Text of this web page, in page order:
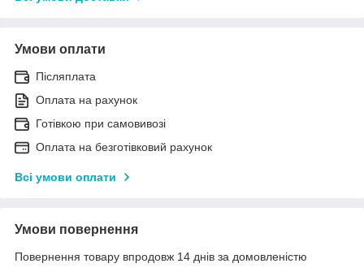
Умови оплати
Післяплата
Оплата на рахунок
Готівкою при самовивозі
Оплата на безготівковий рахунок
Всі умови оплати
Умови повернення
Повернення товару впродовж 14 днів за домовленістю